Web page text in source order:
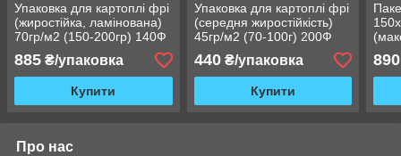
Упаковка для картоплі фрі
(жиростійка, ламінована)
70гр/м2 (150-200гр) 140Ф
885 ₴/упаковка
Купити
Упаковка для картоплі фрі
(середня жиростійкість)
45гр/м2 (70-100г) 200Ф
440₴/упаковка
Купити
890
Про нас